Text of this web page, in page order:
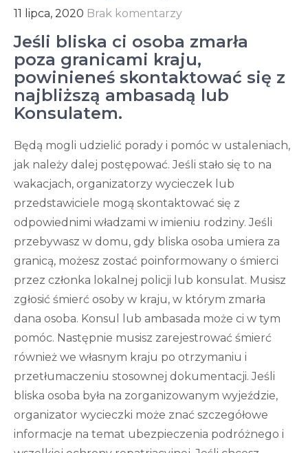
11 lipca, 2020 Brak komentarzy
Jeśli bliska ci osoba zmarła
poza granicami kraju,
powinieneś skontaktować się z
najbliższą ambasadą lub
Konsulatem.
Będą mogli udzielić porady i pomóc w ustaleniach,
jak należy dalej postępować. Jeśli stało się to na
wakacjach, organizatorzy wycieczek lub
przedstawiciele mogą skontaktować się z
odpowiednimi władzami w imieniu rodziny. Jeśli
przebywasz w domu, gdy bliska osoba umiera za
granicą, możesz zostać poinformowany o śmierci
przez członka lokalnej policji lub konsulat. Musisz
zgłosić śmierć osoby w kraju, w którym zmarła
dana osoba. Konsul lub ambasada może ci w tym
pomóc. Następnie musisz zarejestrować śmierć
również we własnym kraju po otrzymaniu i
przetłumaczeniu stosownej dokumentacji. Jeśli
bliska osoba była na zorganizowanym wyjeździe,
organizator wycieczki może znać szczegółowe
informacje na temat ubezpieczenia podróżnego i